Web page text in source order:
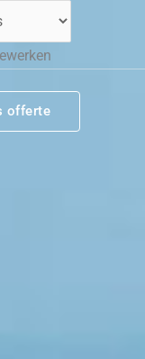
offerte